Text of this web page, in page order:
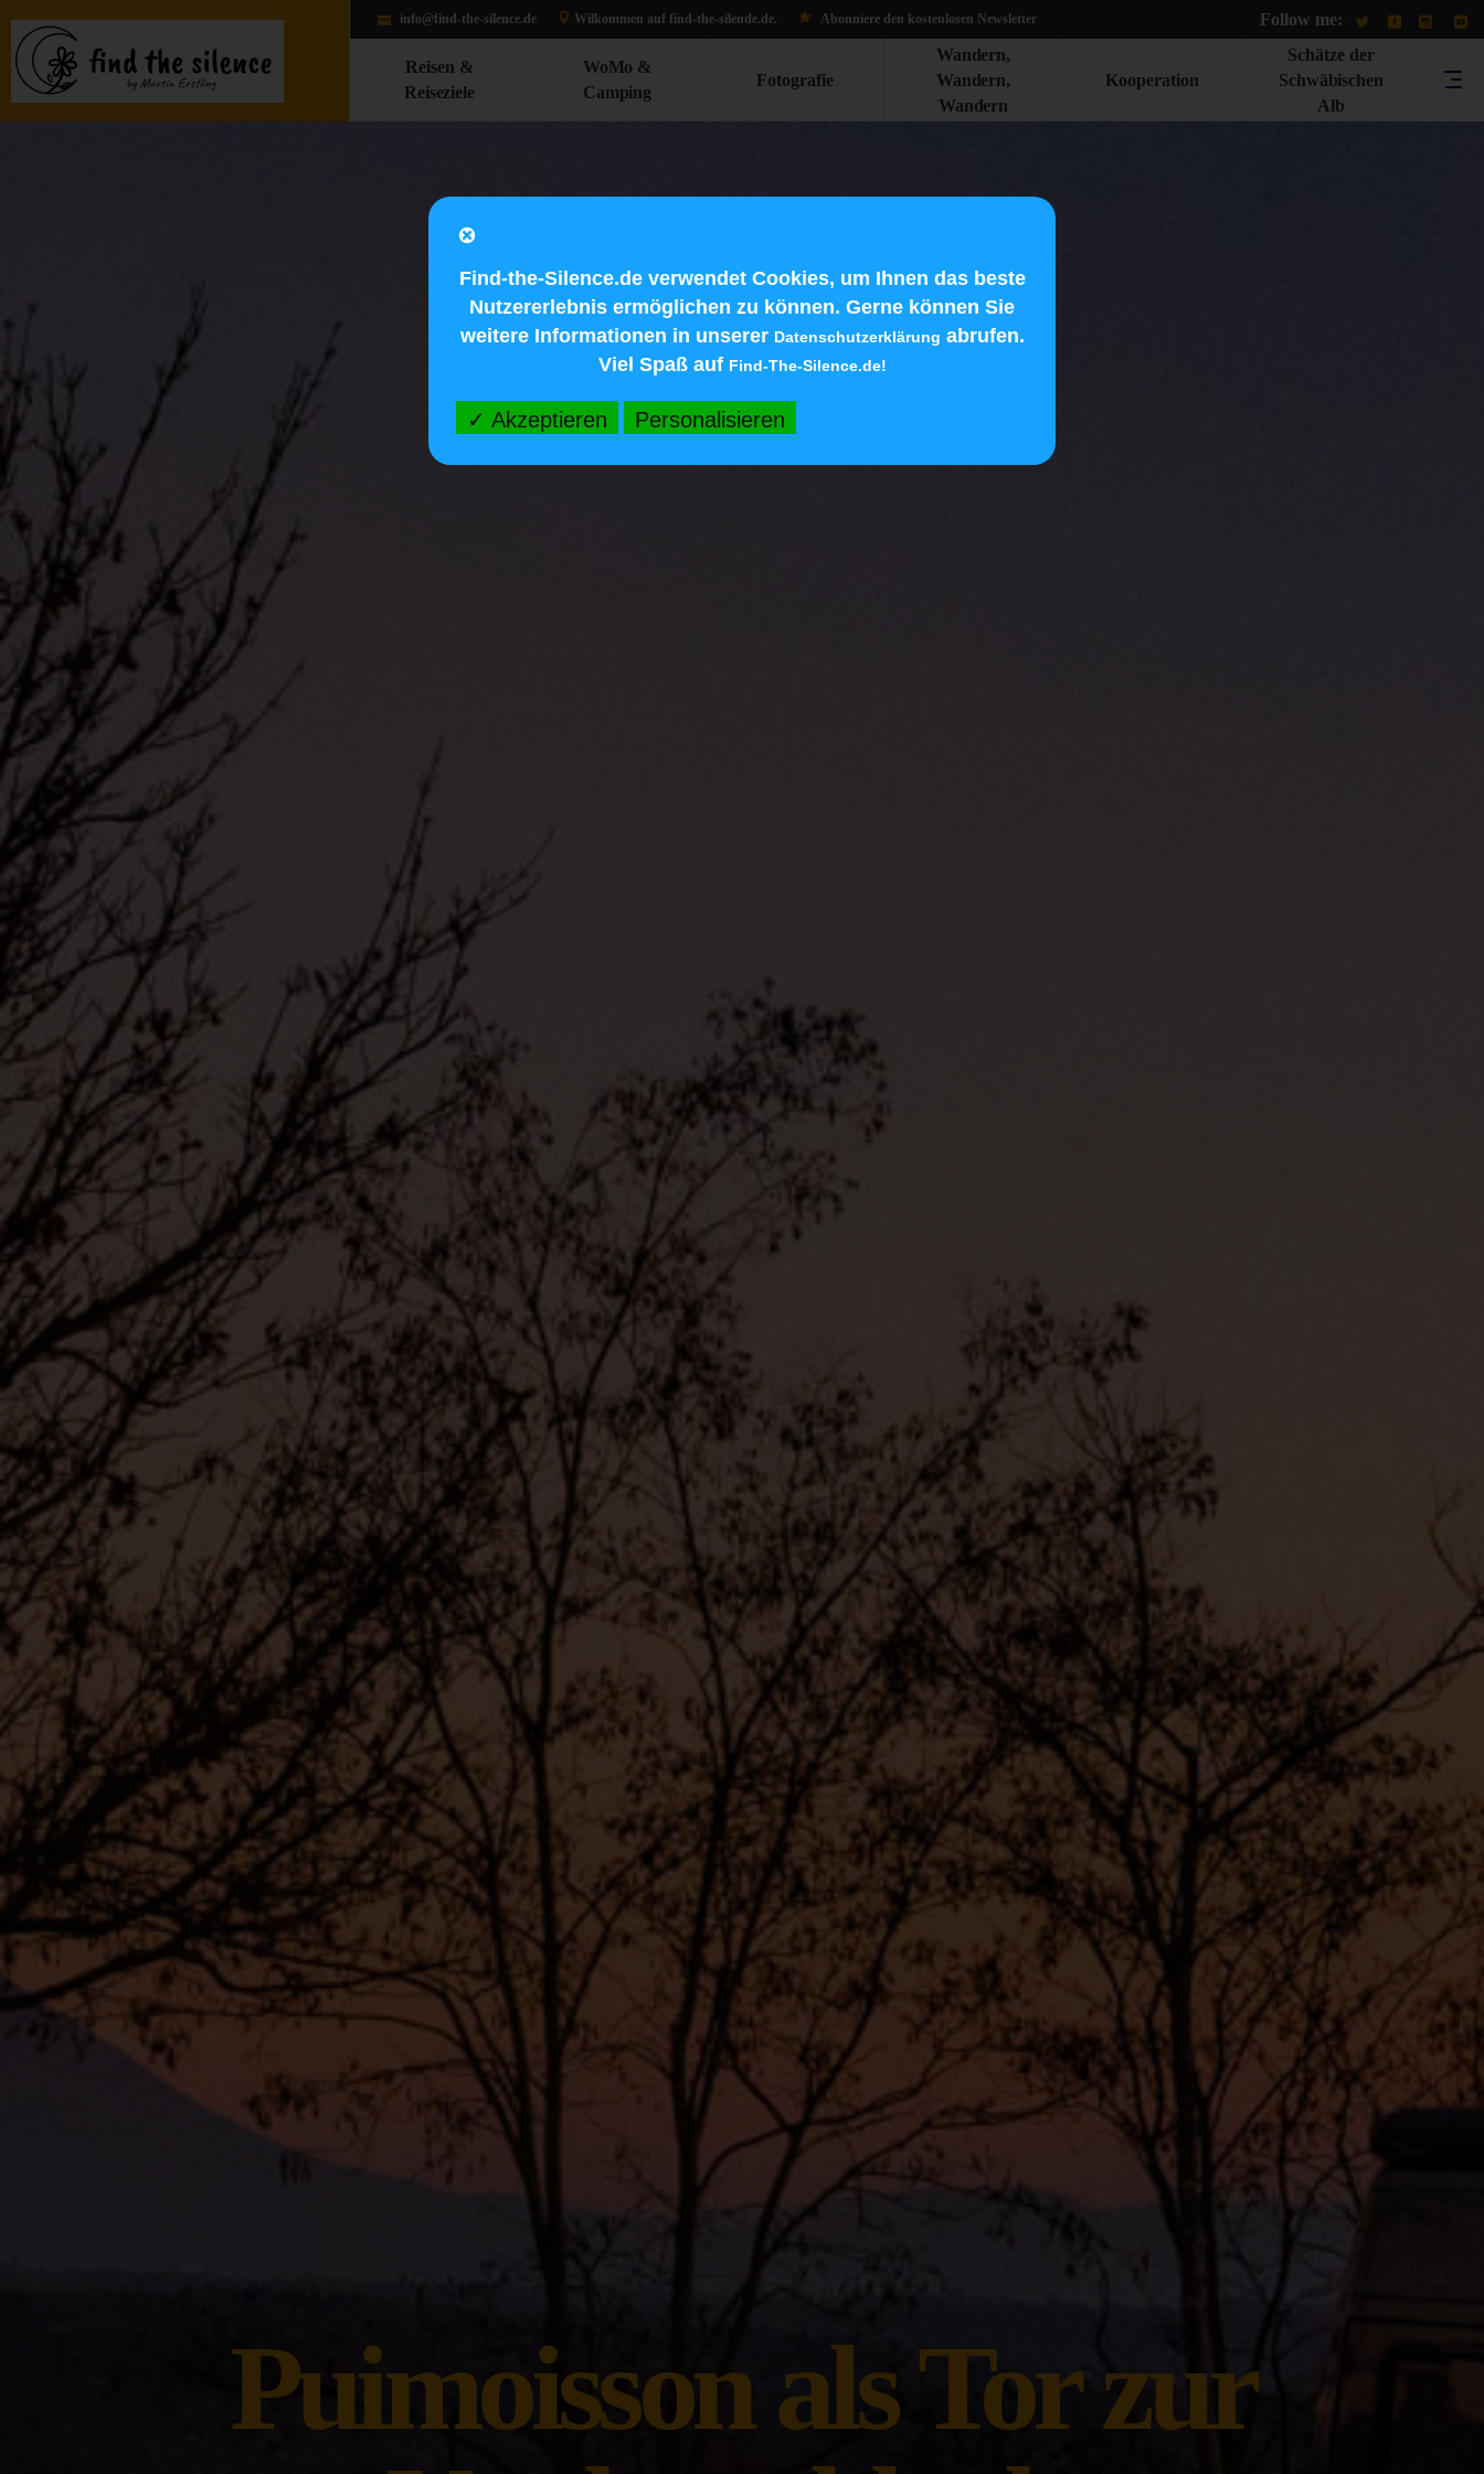
info@find-the-silence.de Wilkommen auf find-the-silende.d e. Abonniere den kostenlosen Newsletter Follow me:
Reisen &
Reiseziele
WoMo &
Camping
Fotografie
Wandern,
Wandern,
Wandern
Kooperation
Schätze der
Schwäbischen
Alb
Puimoisson als Tor zur
Find-the-Silence.de verwendet Cookies, um Ihnen das beste
Nutzererlebnis ermöglichen zu können. Gerne können Sie
weitere Informationen in unserer Datenschutzerklärung abrufen.
Viel Spaß auf Find-The-Silence.de!
✓ Akzeptieren Personalisieren